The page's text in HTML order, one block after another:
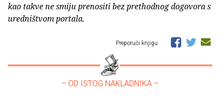
kao takve ne smiju prenositi bez prethodnog dogovora s
uredništvom portala.
Preporuči knjigu
– OD ISTOG NAKLADNIKA –